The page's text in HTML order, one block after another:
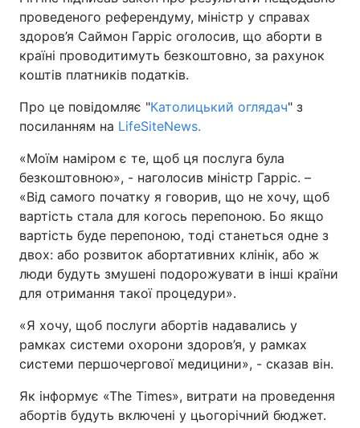
Одеса
Спорт
Техно і зв'язок Лайт
Зброя Інциденти
Здоров'я Туризм
Цікавинки Погода
Відео з Youtube Статті
Інтерв'ю Думки
Контакти
проведеного референдуму, міністр у справах
здоров’я Саймон Гарріс оголосив, що аборти в
країні проводитимуть безкоштовно, за рахунок
коштів платників податків.
Про це повідомляє "Католицький оглядач" з
посиланням на LifeSiteNews.
«Моїм наміром є те, щоб ця послуга була
безкоштовною», - наголосив міністр Гарріс. –
«Від самого початку я говорив, що не хочу, щоб
вартість стала для когось перепоною. Бо якщо
вартість буде перепоною, тоді станеться одне з
двох: або розвиток абортативних клінік, або ж
люди будуть змушені подорожувати в інші країни
для отримання такої процедури».
«Я хочу, щоб послуги абортів надавались у
рамках системи охорони здоров’я, у рамках
системи першочергової медицини», - сказав він.
Як інформує «Тhe Times», витрати на проведення
абортів будуть включені у цьогорічний бюджет.